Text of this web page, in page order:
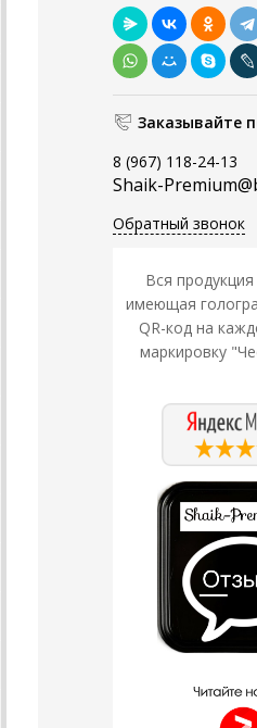
Заказывайте
8 (967) 118-24-13
Shaik-
Обратный звонок
Вся
имеющая
QR-код на
маркировку